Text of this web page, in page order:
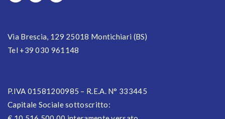
Via Brescia, 129 25018 Montichiari (BS)
Tel +39 030 961148
P.IVA 01581200985 – R.E.A. N° 333445
Capitale Sociale sottoscritto: